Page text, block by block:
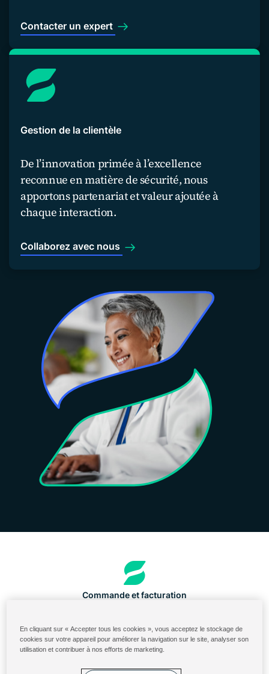
Contacter un expert
Gestion de la clientèle
De l’innovation primée à l’excellence
reconnue en matière de sécurité, nous
apportons partenariat et valeur ajoutée à
chaque interaction.
Collaborez avec nous
Commande et facturation
Identifiant du Cloud Solenis
Diversey ServiceNow
En cliquant sur « Accepter tous les cookies », vous acceptez le stockage de
cookies sur votre appareil pour améliorer la navigation sur le site, analyser son
utilisation et contribuer à nos efforts de marketing.